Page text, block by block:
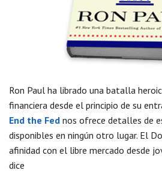
Ron Paul ha librado una batalla
financiera desde el principio de su
End the Fed nos ofrece detalles de
disponibles en ningún otro lugar. El
afinidad con el libre mercado desde
dice